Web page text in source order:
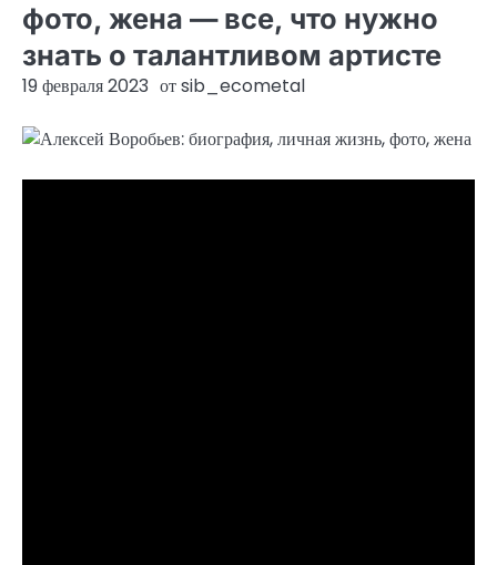
фото, жена — все, что нужно
знать о талантливом артисте
19 февраля 2023 отsib_ecometal